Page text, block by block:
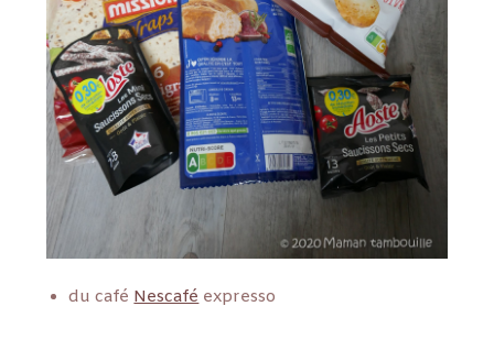
du caféNescaféexpresso